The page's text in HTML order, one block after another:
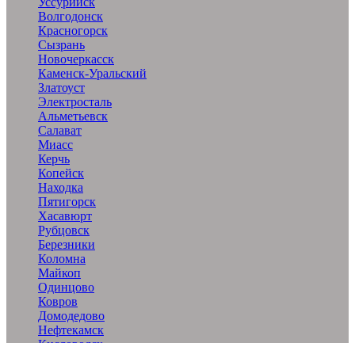
Волгодонск
Красногорск
Сызрань
Новочеркасск
Каменск-Уральский
Златоуст
Электросталь
Альметьевск
Салават
Миасс
Керчь
Копейск
Находка
Пятигорск
Хасавюрт
Рубцовск
Березники
Коломна
Майкоп
Одинцово
Ковров
Домодедово
Нефтекамск